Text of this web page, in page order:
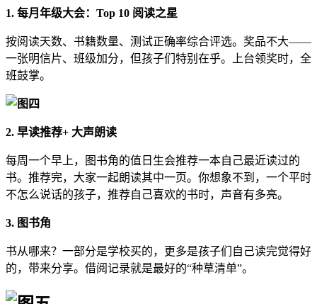
1. 每月年级大会： Top 10 阅读之星
按阅读天数、书籍数量、测试正确率综合评选。奖品不大——
一张明信片、班级加分，但孩子们特别在乎。上台领奖时，全
班鼓掌。
2. 早读推荐+ 大声朗读
每周一个早上，图书角的值日生会推荐一本自己最近读过的
书。推荐完，大家一起朗读其中一页。你想象不到，一个平时
不怎么说话的孩子，推荐自己喜欢的书时，声音有多亮。
3. 图书角
书从哪来？一部分是学校买的，更多是孩子们自己读完觉得好
的，带来分享。借阅记录就是最好的“种草清单”。